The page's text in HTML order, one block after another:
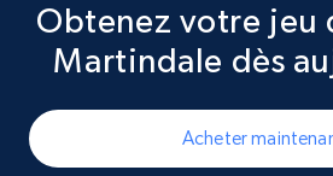
Obtenez votre jeu
Martindale dès
Acheter